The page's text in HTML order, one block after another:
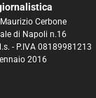
Cerbone
di Napoli n.16
- P.IVA 08189981213
2016